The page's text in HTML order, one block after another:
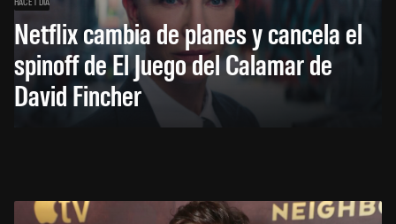
Netflix cambia de planes y cancela el
spinoff de El Juego del Calamar de
David Fincher